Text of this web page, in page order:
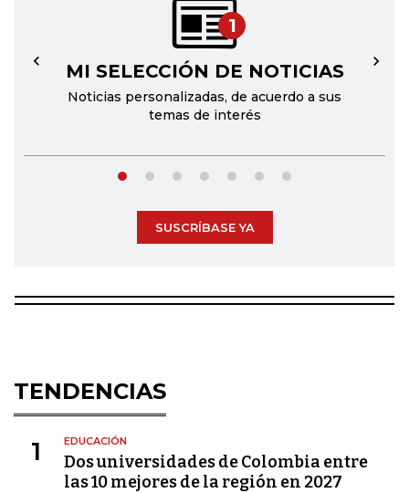
1
MI SELECCIÓN DE NOTICIAS
Noticias personalizadas, de acuerdo a sus
temas de interés
← →
SUSCRÍBASE YA
TENDENCIAS
1 EDUCACIÓN
Dos universidades de Colombia entre
las 10 mejores de la región en 2027